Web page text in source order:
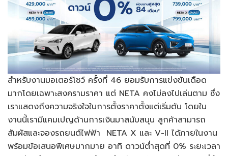
สำหรับงานมอเตอร์โชว์ ครั้งที่ 46 ยอมรับการแข่งขันเดือด
มากโดยเฉพาะสงครามราคา แต่ NETA คงไม่ลงไปเล่นตาม ซึ่ง
เราแสดงถึงความจริงใจในการตั้งราคาตั้งแต่เริ่มต้น โดยใน
งานนี้เรามีแคมเปญด้านการเงินมาสนับสนุน ลูกค้าสามารถ
สัมผัสและจองรถยนต์ไฟฟ้า NETA X และ V-II ได้ภายในงาน
พร้อมข้อเสนอพิเศษมากมาย อาทิ ดาวน์ต่ำสุดที่ 0% ระยะเวลา